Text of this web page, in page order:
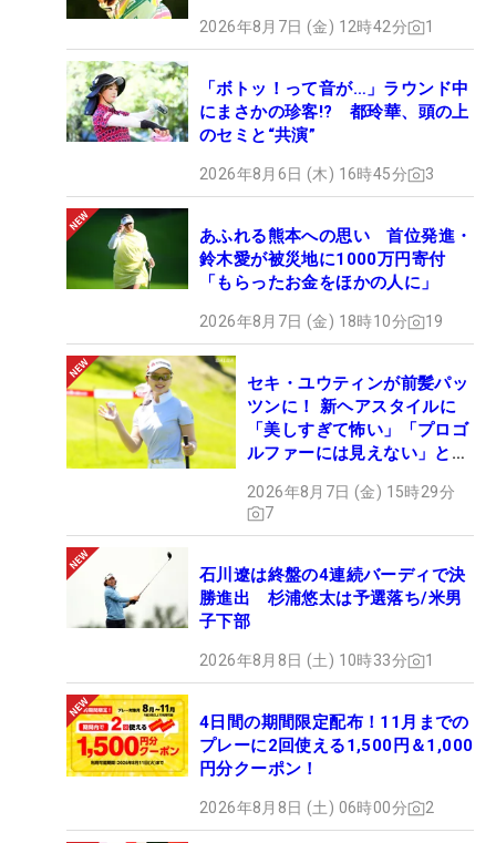
2026年8月7日 (金) 12時42分 1
「ボトッ！って音が…」ラウンド中
にまさかの珍客!? 都玲華、頭の上
のセミと“共演”
2026年8月6日 (木) 16時45分 3
あふれる熊本への思い 首位発進・
鈴木愛が被災地に1000万円寄付
「もらったお金をほかの人に」
2026年8月7日 (金) 18時10分 19
セキ・ユウティンが前髪パッ
ツンに！ 新ヘアスタイルに
「美しすぎて怖い」「プロゴ
ルファーには見えない」とコ
2026年8月7日 (金) 15時29分
7
石川遼は終盤の4連続バーディで決
勝進出 杉浦悠太は予選落ち/米男
子下部
2026年8月8日 (土) 10時33分 1
4日間の期間限定配布！11月までの
プレーに2回使える1,500円＆1,000
円分クーポン！
2026年8月8日 (土) 06時00分 2